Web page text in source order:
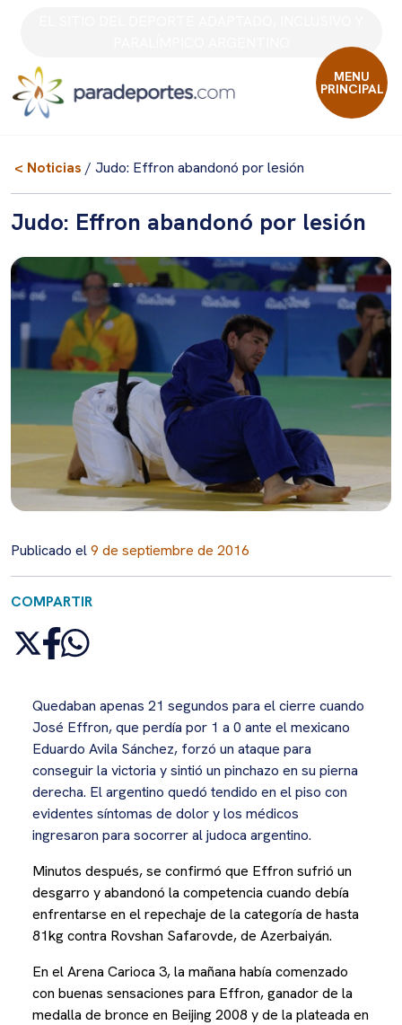
MENU
PRINCIPAL
< Noticias / Judo: Effron abandonó por lesión
Judo: Effron abandonó por lesión
Publicado el9 de septiembre de 2016
COMPARTIR
Quedaban apenas 21 segundos para el cierre cuando
José Effron, que perdía por 1 a 0 ante el mexicano
Eduardo Avila Sánchez, forzó un ataque para
conseguir la victoria y sintió un pinchazo en su pierna
derecha. El argentino quedó tendido en el piso con
evidentes síntomas de dolor y los médicos
ingresaron para socorrer al judoca argentino.
Minutos después, se confirmó que Effron sufrió un
desgarro y abandonó la competencia cuando debía
enfrentarse en el repechaje de la categoría de hasta
81kg contra Rovshan Safarovde, de Azerbaiyán.
En el Arena Carioca 3, la mañana había comenzado
con buenas sensaciones para Effron, ganador de la
medalla de bronce en Beijing 2008 y de la plateada en